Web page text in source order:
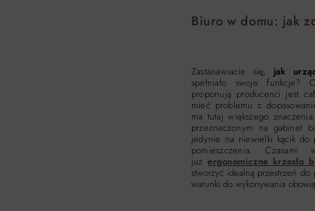
Biuro w domu: jak
Zastanawiacie się, jak
spełniało swoje
proponują producenci jest
mieć problemu z
ma tutaj większego
przeznaczonym na gabinet
jedynie na niewielki kącik do
pomieszczenia.
jużergonomiczne krzesło
stworzyć idealną przestrzeń
warunki do wykonywania